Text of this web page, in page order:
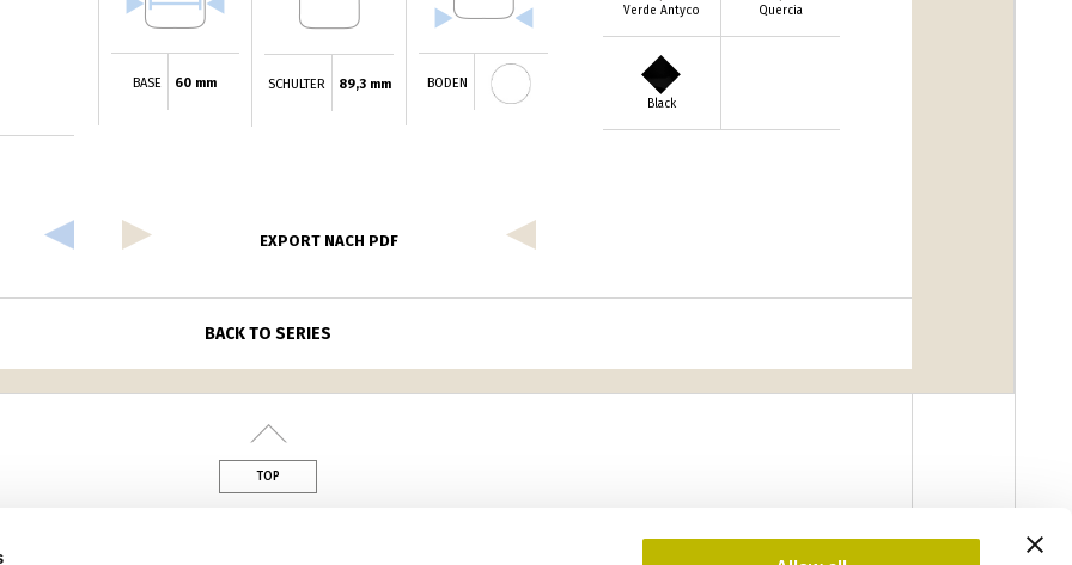
BASE 60 mm SCHULTER 89,3 mm BODEN
Verde Antyco Quercia
Black
EXPORT NACH PDF
BACK TO SERIES
TOP